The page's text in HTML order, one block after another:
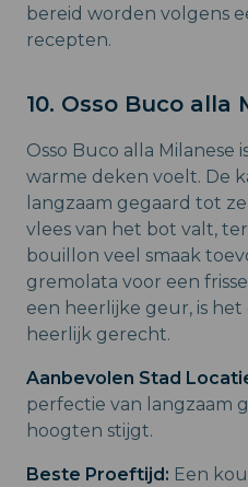
bereid worden volgens
recepten.
10. Osso Buco alla
Osso Buco alla Milanese
warme deken voelt. De
langzaam gegaard tot
vlees van het bot valt,
bouillon veel smaak
gremolata voor een
een heerlijke geur, is het
heerlijk gerecht.
Aanbevolen Stad
perfectie van langzaam
hoogten stijgt.
Beste Proeftijd: Een